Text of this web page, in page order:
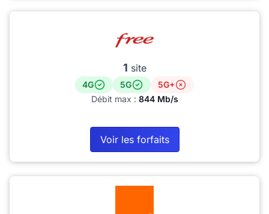
1 site
4G 5G
5G+
Débit max : 844 Mb/s
Voir les forfaits